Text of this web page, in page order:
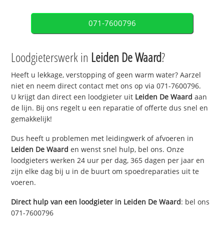
071-7600796
Loodgieterswerk in Leiden De Waard?
Heeft u lekkage, verstopping of geen warm water? Aarzel
niet en neem direct contact met ons op via 071-7600796.
U krijgt dan direct een loodgieter uit Leiden De Waard aan
de lijn. Bij ons regelt u een reparatie of offerte dus snel en
gemakkelijk!
Dus heeft u problemen met leidingwerk of afvoeren in
Leiden De Waard en wenst snel hulp, bel ons. Onze
loodgieters werken 24 uur per dag, 365 dagen per jaar en
zijn elke dag bij u in de buurt om spoedreparaties uit te
voeren.
Direct hulp van een loodgieter in Leiden De Waard: bel ons
071-7600796